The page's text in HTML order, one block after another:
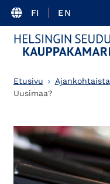
FI EN
Etusivu Ajankohtaista
Uusimaa?